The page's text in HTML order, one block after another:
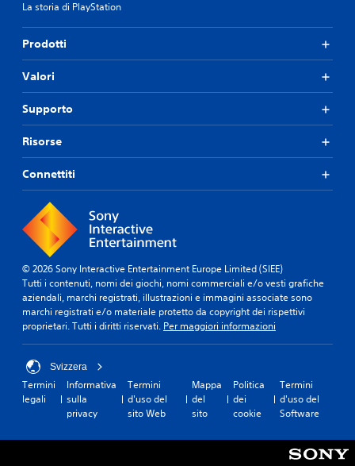
La storia di PlayStation
Prodotti
Valori
Supporto
Risorse
Connettiti
© 2026 Sony Interactive Entertainment Europe Limited (SIEE)
Tutti i contenuti, nomi dei giochi, nomi commerciali e/o vesti grafiche
aziendali, marchi registrati, illustrazioni e immagini associate sono
marchi registrati e/o materiale protetto da copyright dei rispettivi
proprietari. Tutti i diritti riservati. Per maggiori informazioni
Svizzera
Termini
legali
Informativa
sulla
privacy
Termini
d'uso del
sito Web
Mappa
del
sito
Politica
dei
cookie
Termini
d'uso del
Software